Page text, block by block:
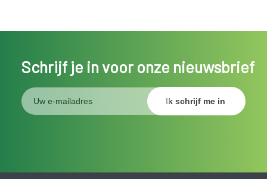
Schrijf je in voor onze nieuwsbrief